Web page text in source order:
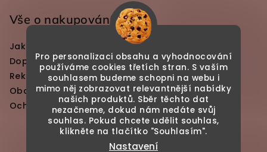
Pro personalizaci obsahu a vyhodnocování
používáme cookies třetích stran. S vaším
souhlasem budeme schopni na webu i
mimo něj zobrazovat relevantnější nabídky
našich produktů. Sběr těchto dat
nezačneme, dokud nám nedáte svůj
souhlas. Pokud chcete udělit souhlas,
klikněte na tlačítko "Souhlasím".
Nastavení
Vše o nakupování
Jak dlouho trvá výroba pískování?
Doprava a platby
Reklamace a vrácení zboží
Obchodní podmínky
Ochrana osobních údajů